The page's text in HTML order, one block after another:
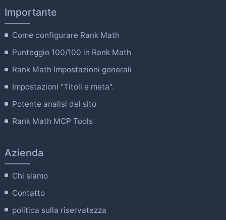
Importante
Come configurare Rank Math
Punteggio 100/100 in Rank Math
Rank Math Impostazioni generali
Impostazioni "Titoli e meta".
Potente analisi del sito
Rank Math MCP Tools
Azienda
Chi siamo
Contatto
politica sulla riservatezza